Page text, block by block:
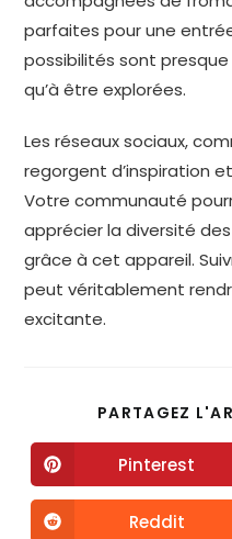
parfaites pour une
possibilités sont
qu’à être explorées.
Les réseaux sociaux,
regorgent d’inspiration
Votre communauté
apprécier la diversité
grâce à cet appareil.
peut véritablement
excitante.
PARTAGEZ
Pinterest
Reddit